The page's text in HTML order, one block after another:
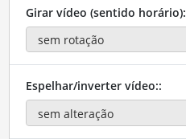
Girar vídeo (sentido horário):
Espelhar/inverter vídeo::